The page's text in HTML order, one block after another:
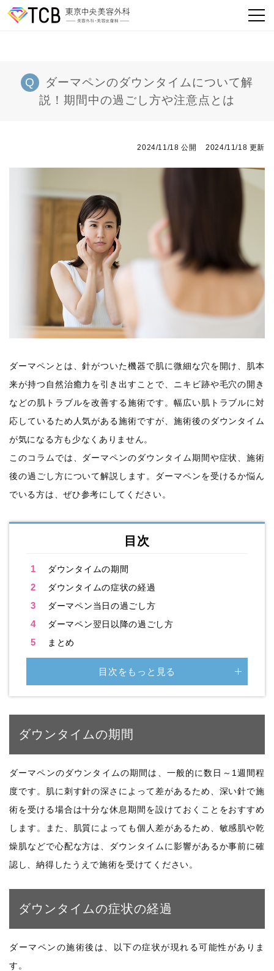
ダーマペンのダウンタイムについて解
説！期間中の過ごし方や注意点とは
2024/11/18 公開 2024/11/18 更新
ダーマペンとは、針がついた機器で肌に微細な穴を開け、肌本
来が持つ自然治癒力を引き出すことで、ニキビ跡や毛穴の開き
などの肌トラブルを改善する施術です。幅広い肌トラブルに対
応しているため人気がある施術ですが、施術後のダウンタイム
が気になる方も少なくありません。
このコラムでは、ダーマペンのダウンタイム期間や症状、施術
後の過ごし方について解説します。ダーマペンを受けるか悩ん
でいる方は、ぜひ参考にしてください。
目次
1 ダウンタイムの期間
2 ダウンタイムの症状の経過
3 ダーマペン当日の過ごし方
4 ダーマペン翌日以降の過ごし方
5 まとめ
目次をもっと見る
ダウンタイムの期間
ダーマペンのダウンタイムの期間は、一般的に数日～1週間程
度です。肌に刺す針の深さによって差があるため、深い針で施
術を受ける場合は十分な休息期間を設けておくことをおすすめ
します。また、肌質によっても個人差があるため、敏感肌や乾
燥肌などで心配な方は、ダウンタイムに影響があるか事前に確
認し、納得したうえで施術を受けてください。
ダウンタイムの症状の経過
ダーマペンの施術後は、以下の症状が現れる可能性がありま
す。